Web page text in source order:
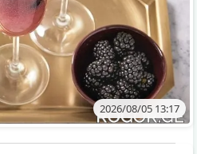
2026/08/05 13:17